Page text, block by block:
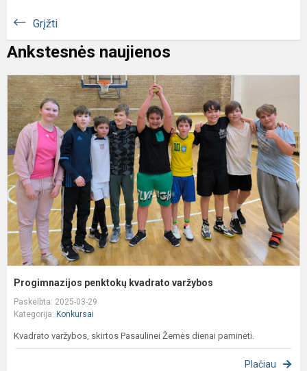
Grįžti
Ankstesnės naujienos
Progimnazijos penktokų kvadrato varžybos
Paskelbta: 2025-03-29
Kategorija: Konkursai
Kvadrato varžybos, skirtos Pasaulinei Žemės dienai paminėti.
Plačiau